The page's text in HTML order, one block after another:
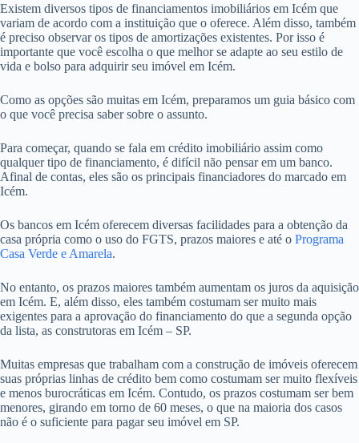
Existem diversos tipos de financiamentos imobiliários em Icém que
variam de acordo com a instituição que o oferece. Além disso, também
é preciso observar os tipos de amortizações existentes. Por isso é
importante que você escolha o que melhor se adapte ao seu estilo de
vida e bolso para adquirir seu imóvel em Icém.
Como as opções são muitas em Icém, preparamos um guia básico com
o que você precisa saber sobre o assunto.
Para começar, quando se fala em crédito imobiliário assim como
qualquer tipo de financiamento, é difícil não pensar em um banco.
Afinal de contas, eles são os principais financiadores do marcado em
Icém.
Os bancos em Icém oferecem diversas facilidades para a obtenção da
casa própria como o uso do FGTS, prazos maiores e até o Programa
Casa Verde e Amarela.
No entanto, os prazos maiores também aumentam os juros da aquisição
em Icém. E, além disso, eles também costumam ser muito mais
exigentes para a aprovação do financiamento do que a segunda opção
da lista, as construtoras em Icém – SP.
Muitas empresas que trabalham com a construção de imóveis oferecem
suas próprias linhas de crédito bem como costumam ser muito flexíveis
e menos burocráticas em Icém. Contudo, os prazos costumam ser bem
menores, girando em torno de 60 meses, o que na maioria dos casos
não é o suficiente para pagar seu imóvel em SP.